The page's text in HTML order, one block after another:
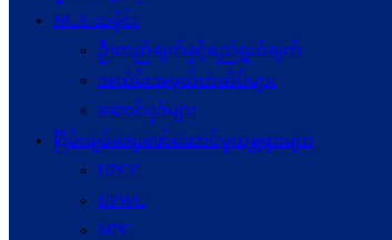
NCA သမိုင်း
ဦးတည်ချက်နှင့်ရည်ရွယ်ချက်
အထိမ်းအမှတ်တံဆိပ်များ
ဆောင်ပုဒ်များ
ငြိမ်းချမ်းရေးဖော်‌ဆောင်မှုယန္တရားများ
UPCC
UPWC
MPC